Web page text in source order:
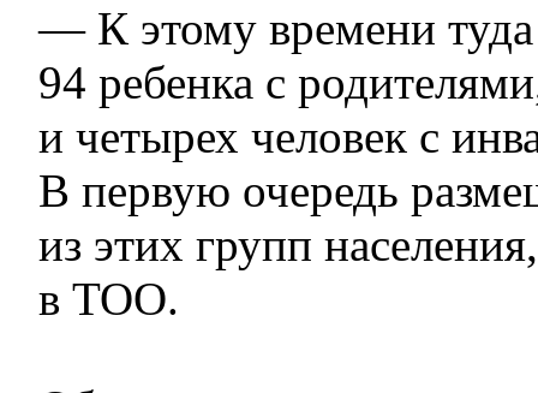
— К этому времени
94 ребенка с
и четырех человек с
В первую очередь
из этих групп
в ТОО.